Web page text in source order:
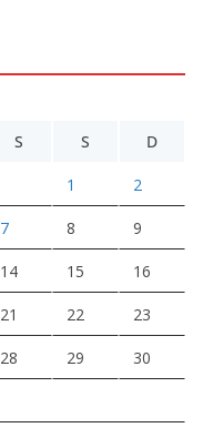
S S D
1 2
7 8 9
14 15 16
21 22 23
28 29 30